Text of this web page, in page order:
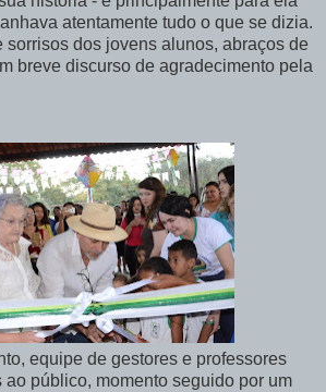
atentamente tudo o que se dizia.
sorrisos dos jovens alunos, abraços de
breve discurso de agradecimento pela
equipe de gestores e professores
ao público, momento seguido por um